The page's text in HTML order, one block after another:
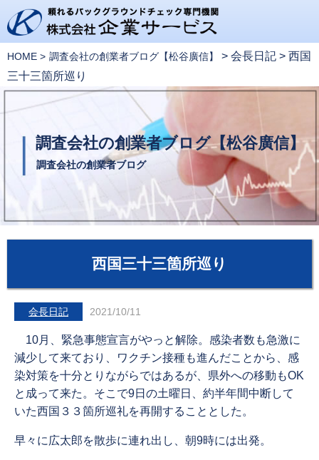
HOME 調査会社の創業者ブログ【松谷廣信】 > 会長日記 > 西国
三十三箇所巡り
調査会社の創業者ブログ【松谷廣信】
調査会社の創業者ブログ
西国三十三箇所巡り
会長日記 2021/10/11
10月、緊急事態宣言がやっと解除。感染者数も急激に
減少して来ており、ワクチン接種も進んだことから、感
染対策を十分とりながらではあるが、県外への移動もOK
と成って来た。そこで9日の土曜日、約半年間中断して
いた西国３３箇所巡礼を再開することとした。
早々に広太郎を散歩に連れ出し、朝9時には出発。